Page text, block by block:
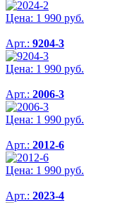
Цена: 1 990 руб.
Арт.: 9204-3
Цена: 1 990 руб.
Арт.: 2006-3
Цена: 1 990 руб.
Арт.: 2012-6
Цена: 1 990 руб.
Арт.: 2023-4